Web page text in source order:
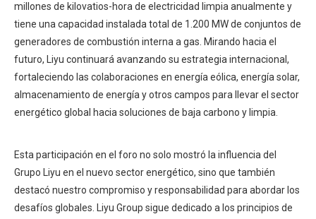
millones de kilovatios-hora de electricidad limpia anualmente y
tiene una capacidad instalada total de 1.200 MW de conjuntos de
generadores de combustión interna a gas. Mirando hacia el
futuro, Liyu continuará avanzando su estrategia internacional,
fortaleciendo las colaboraciones en energía eólica, energía solar,
almacenamiento de energía y otros campos para llevar el sector
energético global hacia soluciones de baja carbono y limpia.
Esta participación en el foro no solo mostró la influencia del
Grupo Liyu en el nuevo sector energético, sino que también
destacó nuestro compromiso y responsabilidad para abordar los
desafíos globales. Liyu Group sigue dedicado a los principios de